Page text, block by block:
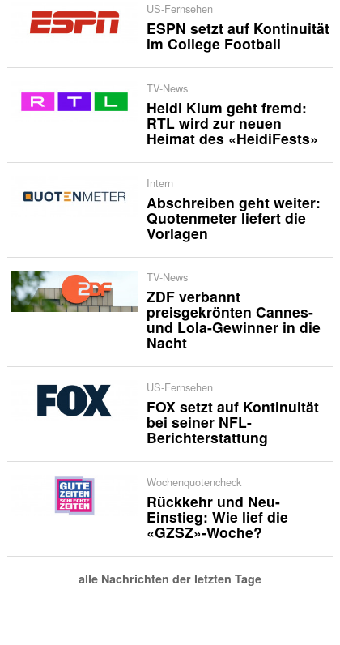
US-Fernsehen
ESPN setzt auf Kontinuität
im College Football
TV-News
Heidi Klum geht fremd:
RTL wird zur neuen
Heimat des «HeidiFests»
Intern
Abschreiben geht weiter:
Quotenmeter liefert die
Vorlagen
TV-News
ZDF verbannt
preisgekrönten Cannes-
und Lola-Gewinner in die
Nacht
US-Fernsehen
FOX setzt auf Kontinuität
bei seiner NFL-
Berichterstattung
Wochenquotencheck
Rückkehr und Neu-
Einstieg: Wie lief die
«GZSZ»-Woche?
alle Nachrichten der letzten Tage